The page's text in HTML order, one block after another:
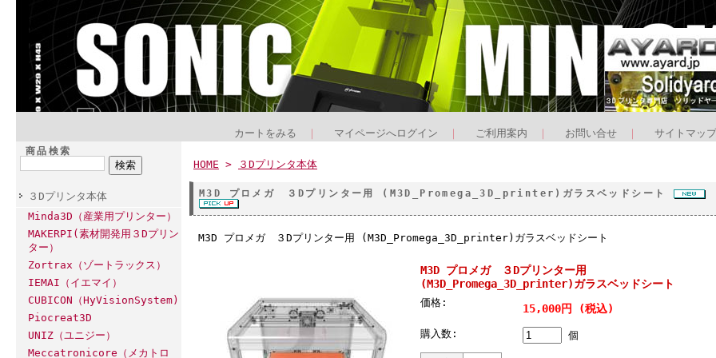
カートをみる マイページへログイン ご利用案内 お問い合せ サイトマップ
商品検索
３Dプリンタ本体
Minda3D（産業用プリンター）
MAKERPI(素材開発用３Dプリン
ター）
Zortrax（ゾートラックス）
IEMAI（イエマイ）
CUBICON（HyVisionSystem)
Piocreat3D
UNIZ（ユニジー）
Meccatronicore（メカトロ
HOME > ３Dプリンタ本体
M3D プロメガ ３Dプリンター用 (M3D_Promega_3D_printer)ガラスベッドシート
M3D プロメガ ３Dプリンター用 (M3D_Promega_3D_printer)ガラスベッドシート
M3D プロメガ ３Dプリンター用
(M3D_Promega_3D_printer)ガラスベッドシート
価格: 15,000円 (税込)
購入数: 個